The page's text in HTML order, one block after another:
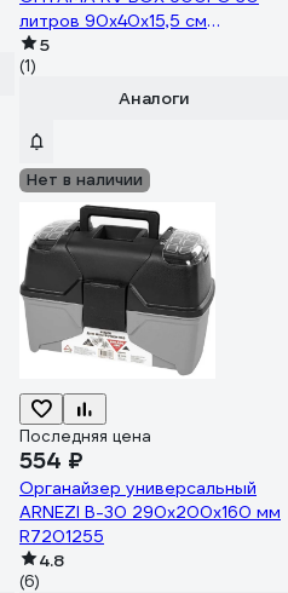
литров 90x40x15,5 см
RV900FO
5
(1)
Аналоги
Нет в наличии
Последняя цена
554 ₽
Органайзер универсальный
ARNEZI B-30 290x200x160 мм
R7201255
4.8
(6)